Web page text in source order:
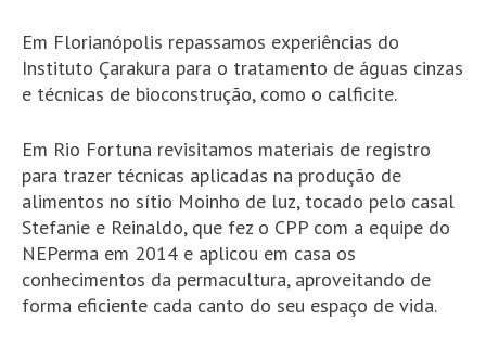
Em Florianópolis repassamos experiências do
Instituto Çarakura para o tratamento de águas cinzas
e técnicas de bioconstrução, como o calficite.
Em Rio Fortuna revisitamos materiais de registro
para trazer técnicas aplicadas na produção de
alimentos no sítio Moinho de luz, tocado pelo casal
Stefanie e Reinaldo, que fez o CPP com a equipe do
NEPerma em 2014 e aplicou em casa os
conhecimentos da permacultura, aproveitando de
forma eficiente cada canto do seu espaço de vida.